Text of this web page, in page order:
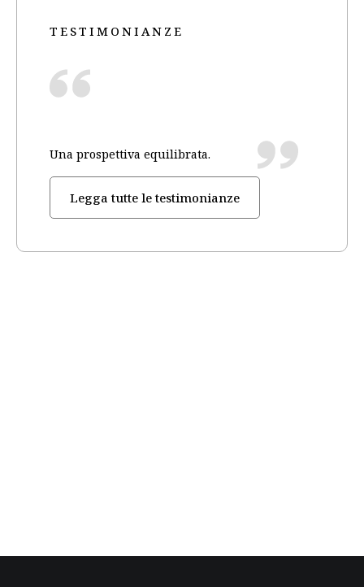
TESTIMONIANZE
Una prospettiva equilibrata.
Legga tutte le testimonianze